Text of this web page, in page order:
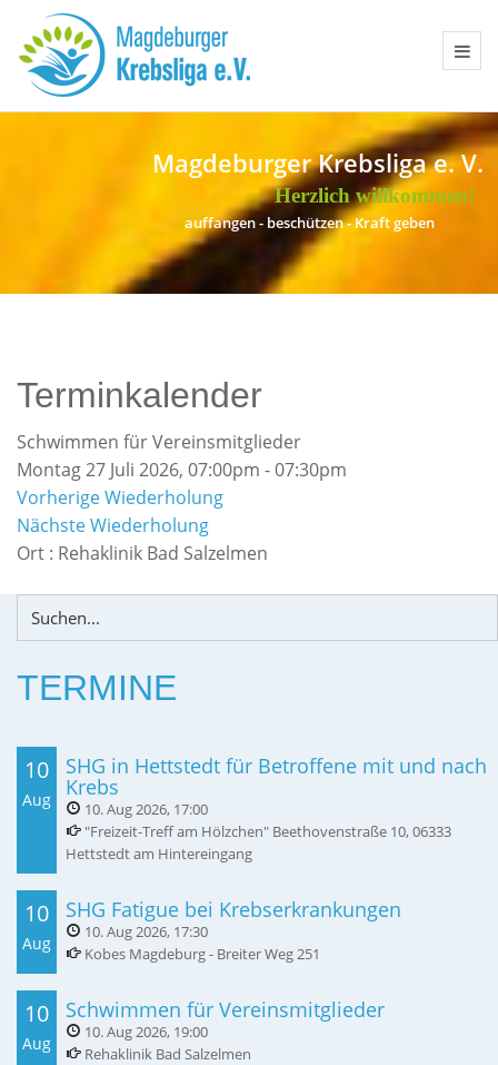
Magdeburger Krebsliga e. V.
Herzlich willkommen!
auffangen- beschützen-Kraftgeben
Terminkalender
Schwimmen für Vereinsmitglieder
Montag 27 Juli 2026, 07:00pm - 07:30pm
Vorherige Wiederholung
Nächste Wiederholung
Ort : Rehaklinik Bad Salzelmen
TERMINE
10
Aug
SHG in Hettstedt für Betroffene mit und nach
Krebs
10. Aug 2026, 17:00
"Freizeit-Treff am Hölzchen" Beethovenstraße 10, 06333
Hettstedt am Hintereingang
10
Aug
SHG Fatigue bei Krebserkrankungen
10. Aug 2026, 17:30
Kobes Magdeburg - Breiter Weg 251
10
Aug
Schwimmen für Vereinsmitglieder
10. Aug 2026, 19:00
Rehaklinik Bad Salzelmen